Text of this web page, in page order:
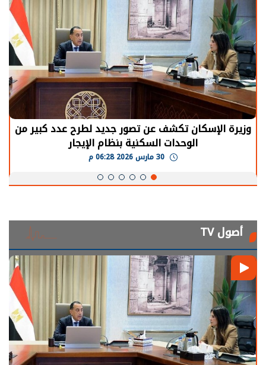
وزيرة الإسكان تكشف عن تصور جديد لطرح عدد كبير من
الوحدات السكنية بنظام الإيجار
أصول TV